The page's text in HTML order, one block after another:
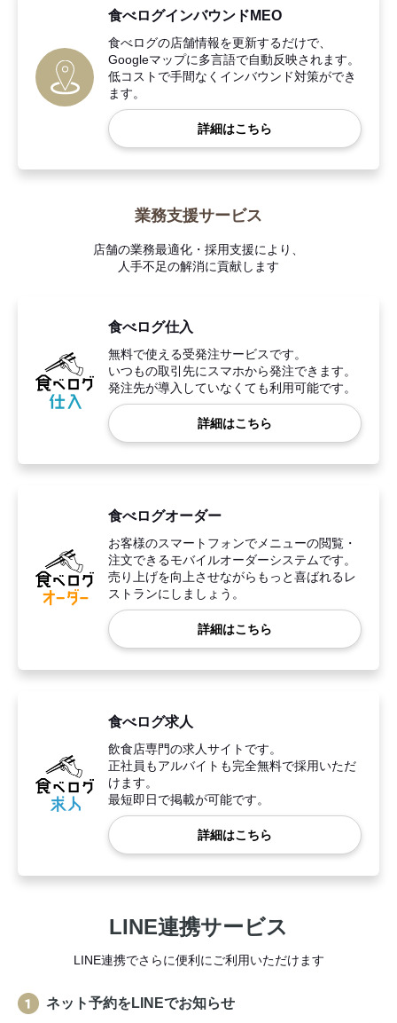
食べログインバウンドMEO
食べログの店舗情報を更新するだけで、
Googleマップに多言語で自動反映されます。
低コストで手間なくインバウンド対策ができ
ます。
詳細はこちら
業務支援サービス
店舗の業務最適化・採用支援により、
人手不足の解消に貢献します
食べログ仕入
無料で使える受発注サービスです。
いつもの取引先にスマホから発注できます。
発注先が導入していなくても利用可能です。
詳細はこちら
食べログオーダー
お客様のスマートフォンでメニューの閲覧・
注文できるモバイルオーダーシステムです。
売り上げを向上させながらもっと喜ばれるレ
ストランにしましょう。
詳細はこちら
食べログ求人
飲食店専門の求人サイトです。
正社員もアルバイトも完全無料で採用いただ
けます。
最短即日で掲載が可能です。
詳細はこちら
LINE連携サービス
LINE連携でさらに便利にご利用いただけます
ネット予約をLINEでお知らせ